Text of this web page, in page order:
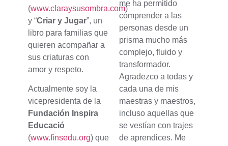
(www.claraysusombra.com)
y “Criar y Jugar”, un
libro para familias que
quieren acompañar a
sus criaturas con
amor y respeto.
Actualmente soy la
vicepresidenta de la
Fundación Inspira
Educació
(www.finsedu.org) que
me ha permitido
comprender a las
personas desde un
prisma mucho más
complejo, fluido y
transformador.
Agradezco a todas y
cada una de mis
maestras y maestros,
incluso aquellas que
se vestían con trajes
de aprendices. Me